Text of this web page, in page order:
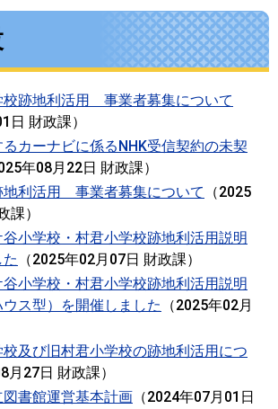
校跡地利活用 事業者募集について
日 財政課）
カーナビに係るNHK受信契約の未契
年08月22日 財政課）
地利活用 事業者募集について
（2025
課）
小学校・村君小学校跡地利活用説明
（2025年02月07日 財政課）
小学校・村君小学校跡地利活用説明
ス型）を開催しました
（2025年02月
校及び旧村君小学校の跡地利活用につ
月27日 財政課）
書館運営基本計画 （2024年07月01日